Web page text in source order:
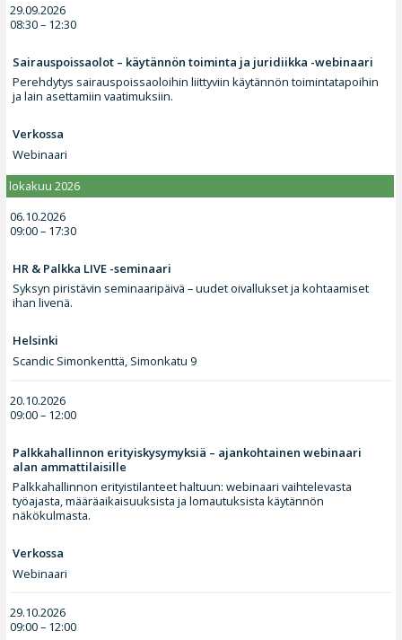
29.09.2026
08:30 – 12:30
Sairauspoissaolot – käytännön toiminta ja juridiikka -webinaari
Perehdytys sairauspoissaoloihin liittyviin käytännön toimintatapoihin
ja lain asettamiin vaatimuksiin.
Verkossa
Webinaari
lokakuu 2026
06.10.2026
09:00 – 17:30
HR & Palkka LIVE -seminaari
Syksyn piristävin seminaaripäivä – uudet oivallukset ja kohtaamiset
ihan livenä.
Helsinki
Scandic Simonkenttä, Simonkatu 9
20.10.2026
09:00 – 12:00
Palkkahallinnon erityiskysymyksiä – ajankohtainen webinaari
alan ammattilaisille
Palkkahallinnon erityistilanteet haltuun: webinaari vaihtelevasta
työajasta, määräaikaisuuksista ja lomautuksista käytännön
näkökulmasta.
Verkossa
Webinaari
29.10.2026
09:00 – 12:00